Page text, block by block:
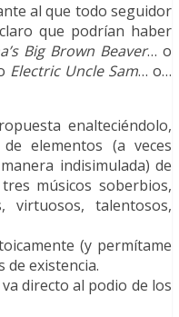
al que todo seguidor
que podrían haber
Big Brown Beaver… o
Electric Uncle Sam… o…
enalteciéndolo,
elementos (a veces
indisimulada) de
músicos soberbios,
virtuosos, talentosos,
(y permítame
de existencia.
directo al podio de los